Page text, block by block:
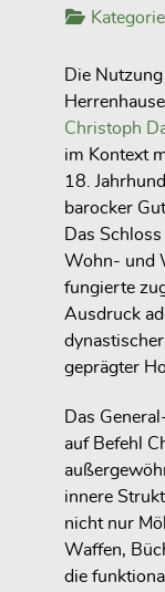
Die
Christoph
im Kontext
18.
barocker
Das
Wohn- und
fungierte
Ausdruck
geprägter
Das
auf Befehl
innere
nicht nur
Waffen,
die